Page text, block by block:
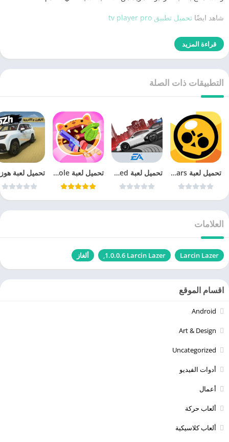
شاهد ايضًا تحميل تطبيق tv player pro
قراءة المزيد
التطبيقات ذات الصلة
تحميل لعبة Brawl Stars‏ تحميل لعبة need for speed most wanted للاندرويد تحميل لعبة Attack Hole
العلامات
Larcin Lazer‏
Larcin Lazer‏ 1.0.0.6, ألغاز
اقسام الموقع
Android
Art & Design
Uncategorized
أدوات الفيديو
أعمال
ألعاب حركة
ألعاب كلاسيكية